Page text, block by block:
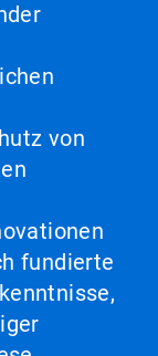
von
fundierte